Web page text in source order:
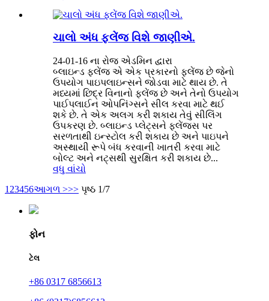
ચાલો અંધ ફ્લેંજ વિશે જાણીએ.
24-01-16 ના રોજ એડમિન દ્વારા
બ્લાઇન્ડ ફ્લેંજ એ એક પ્રકારનો ફ્લેંજ છે જેનો
ઉપયોગ પાઇપલાઇન્સને જોડવા માટે થાય છે. તે
મધ્યમાં છિદ્ર વિનાનો ફ્લેંજ છે અને તેનો ઉપયોગ
પાઈપલાઈન ઓપનિંગ્સને સીલ કરવા માટે થઈ
શકે છે. તે એક અલગ કરી શકાય તેવું સીલિંગ
ઉપકરણ છે. બ્લાઇન્ડ પ્લેટ્સને ફ્લેંજ્સ પર
સરળતાથી ઇન્સ્ટોલ કરી શકાય છે અને પાઇપને
અસ્થાયી રૂપે બંધ કરવાની ખાતરી કરવા માટે
બોલ્ટ અને નટ્સથી સુરક્ષિત કરી શકાય છે...
વધુ વાંચો
1 23456આગળ >>> પૃષ્ઠ 1/7
ફોન
ટેલ
+86 0317 6856613